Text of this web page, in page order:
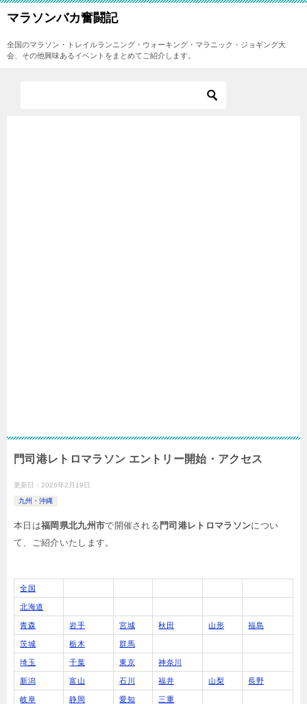
マラソンバカ奮闘記
全国のマラソン・トレイルランニング・ウォーキング・マラニック・ジョギング大
会、その他興味あるイベントをまとめてご紹介します。
門司港レトロマラソン エントリー開始・アクセス
更新日： 2026年2月19日
九州・沖縄
本日は福岡県北九州市で開催される 門司港レトロマラソンについ
て、ご紹介いたします。
全国
北海道
青森 岩手 宮城 秋田 山形 福島
茨城 栃木 群馬
埼玉 千葉 東京 神奈川
新潟 富山 石川 福井 山梨 長野
岐阜 静岡 愛知 三重